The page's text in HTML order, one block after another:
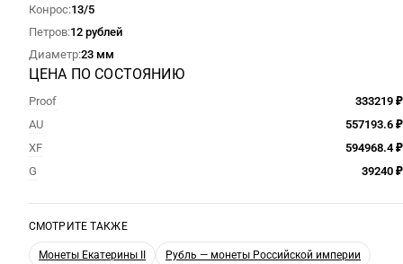
Конрос 13/5
Петров 12 рублей
Диаметр 23 мм
ЦЕНА ПО СОСТОЯНИЮ
Proof
333219 ₽
AU
557193.6 ₽
XF
594968.4 ₽
G
39240 ₽
СМОТРИТЕ ТАКЖЕ
Монеты Екатерины II Рубль — монеты Российской империи